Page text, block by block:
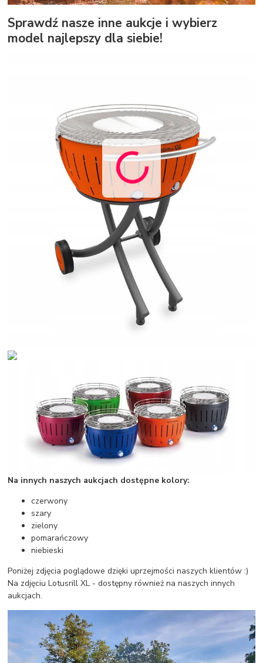
Sprawdź nasze inne aukcje i wybierz
model najlepszy dla siebie!
Na innych naszych aukcjach dostępne kolory:
czerwony
szary
zielony
pomarańczowy
niebieski
Poniżej zdjęcia poglądowe dzięki uprzejmości naszych klientów :)
Na zdjęciu Lotusrill XL - dostępny również na naszych innych
aukcjach.